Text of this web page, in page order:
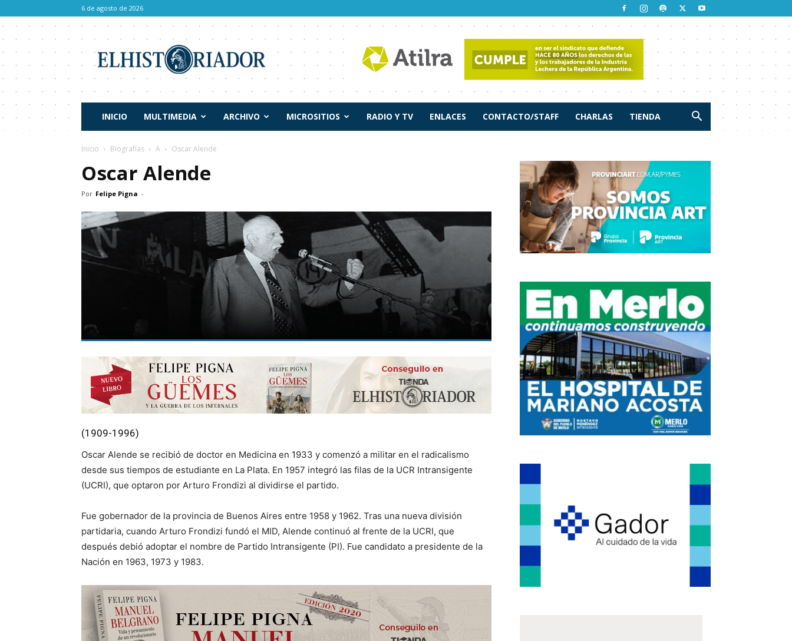
6 de agosto de 2026
Historiador
INICIO MULTIMEDIA ARCHIVO MICROSITIOS RADIO Y TV ENLACES CONTACTO/STAFF CHARLAS TIENDA
Inicio Biografías A Oscar Alende
Oscar Alende
Por Felipe Pigna -
(1909-1996)
Oscar Alende se recibió de doctor en Medicina en 1933 y comenzó a militar en el radicalismo
desde sus tiempos de estudiante en La Plata. En 1957 integró las filas de la UCR Intransigente
(UCRI), que optaron por Arturo Frondizi al dividirse el partido.
Fue gobernador de la provincia de Buenos Aires entre 1958 y 1962. Tras una nueva división
partidaria, cuando Arturo Frondizi fundó el MID, Alende continuó al frente de la UCRI, que
después debió adoptar el nombre de Partido Intransigente (PI). Fue candidato a presidente de la
Nación en 1963, 1973 у 1983.